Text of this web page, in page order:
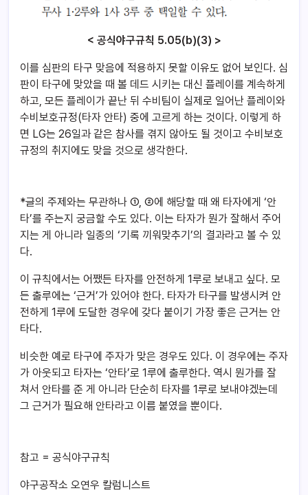
< 공식야구규칙 5.05(b)(3) >
이를 심판의 타구 맞음에 적용하지 못할 이유도 없어 보인다. 심
판이 타구에 맞았을 때 볼 데드 시키는 대신 플레이를 계속하게
하고, 모든 플레이가 끝난 뒤 수비팀이 실제로 일어난 플레이와
수비보호규정(타자 안타) 중에 고르게 하는 것이다. 이렇게 하
면 LG는 26일과 같은 참사를 겪지 않아도 될 것이고 수비보호
규정의 취지에도 맞을 것으로 생각한다.
*글의 주제와는 무관하나 ①, ②에 해당할 때 왜 타자에게 ‘안
타’를 주는지 궁금할 수도 있다. 이는 타자가 뭔가 잘해서 주어
지는 게 아니라 일종의 ‘기록 끼워맞추기’의 결과라고 볼 수 있
다.
이 규칙에서는 어쨌든 타자를 안전하게 1루로 보내고 싶다. 모
든 출루에는 ‘근거’가 있어야 한다. 타자가 타구를 발생시켜 안
전하게 1루에 도달한 경우에 갖다 붙이기 가장 좋은 근거는 안
타다.
비슷한 예로 타구에 주자가 맞은 경우도 있다. 이 경우에는 주자
가 아웃되고 타자는 ‘안타’로 1루에 출루한다. 역시 뭔가를 잘
쳐서 안타를 준 게 아니라 단순히 타자를 1루로 보내야겠는데
그 근거가 필요해 안타라고 이름 붙였을 뿐이다.
참고 = 공식야구규칙
야구공작소 오연우 칼럼니스트